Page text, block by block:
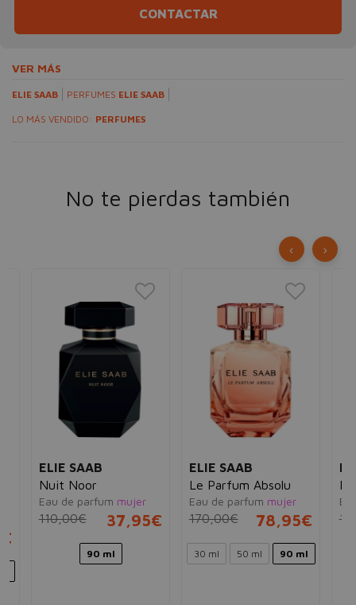
CONTACTAR
VER MÁS
ELIE SAAB PERFUMES ELIE SAAB
LO MÁS VENDIDO: PERFUMES
No te pierdas también
ELIE SAAB
Nuit Noor
Eau de parfum mujer
110,00€ 37,95€
90 ml
ELIE SAAB
Le Parfum Absolu
Eau de parfum mujer
170,00€ 78,95€
30 ml 50 ml 90 ml
‹ ›